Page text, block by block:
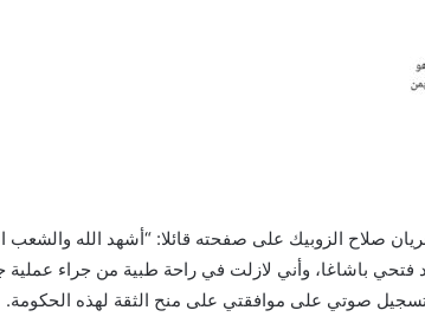
صلاح الزوبيك على صفحته قائلا: “أشهد الله والشعب
باشاغا، وأني لازلت في راحة طبية من جراء عملية
صوتي على موافقتي على منح الثقة لهذه الحكومة.